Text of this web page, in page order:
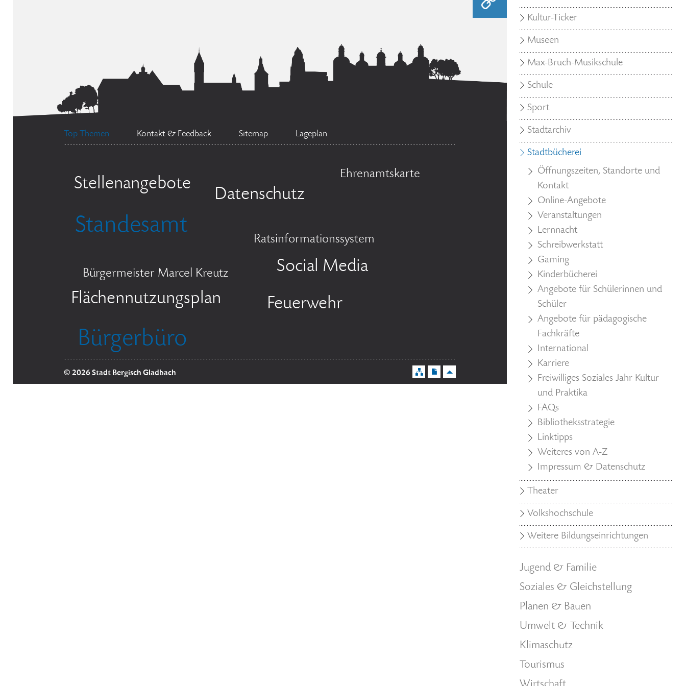
Top Themen Kontakt & Feedback Sitemap Lageplan
Stellenangebote
Datenschutz
Ehrenamtskarte
Standesamt
Ratsinformationssystem
Bürgermeister Marcel Kreutz
Social Media
Flächennutzungsplan
Feuerwehr
Bürgerbüro
© 2026 Stadt Bergisch Gladbach
Kultur-Ticker
Museen
Max-Bruch-Musikschule
Schule
Sport
Stadtarchiv
Stadtbücherei
Öffnungszeiten, Standorte und
Kontakt
Online-Angebote
Veranstaltungen
Lernnacht
Schreibwerkstatt
Gaming
Kinderbücherei
Angebote für Schülerinnen und
Schüler
Angebote für pädagogische
Fachkräfte
International
Karriere
Freiwilliges Soziales Jahr Kultur
und Praktika
FAQs
Bibliotheksstrategie
Linktipps
Weiteres von A-Z
Impressum & Datenschutz
Theater
Volkshochschule
Weitere Bildungseinrichtungen
Jugend & Familie
Soziales & Gleichstellung
Planen & Bauen
Umwelt & Technik
Klimaschutz
Tourismus